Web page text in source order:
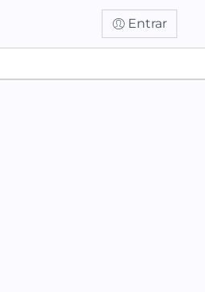
Entrar